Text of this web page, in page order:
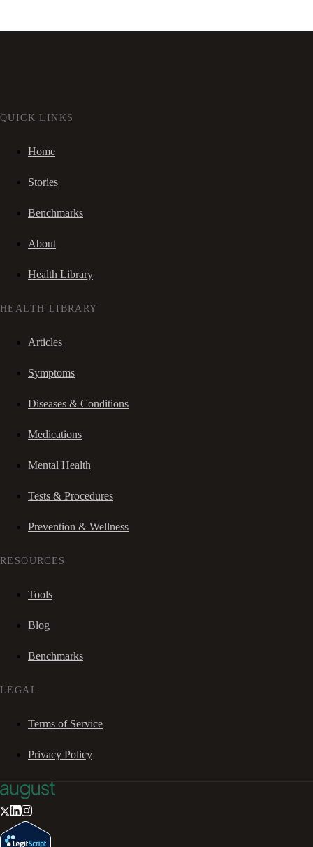
QUICK LINKS
Home
Stories
Benchmarks
About
Health Library
HEALTH LIBRARY
Articles
Symptoms
Diseases & Conditions
Medications
Mental Health
Tests & Procedures
Prevention & Wellness
RESOURCES
Tools
Blog
Benchmarks
LEGAL
Terms of Service
Privacy Policy